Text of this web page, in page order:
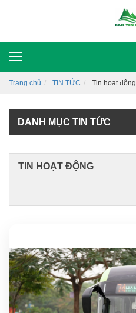
Trang chủ TIN TỨC Tin hoạt động
DANH MỤC TIN TỨC
TIN HOẠT ĐỘNG